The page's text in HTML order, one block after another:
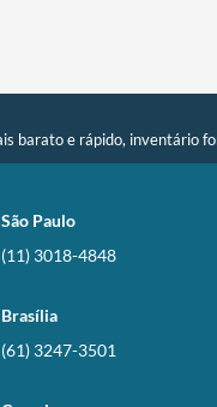
barato e rápido, inventário
São Paulo
(11) 3018-4848
Brasília
(61) 3247-3501